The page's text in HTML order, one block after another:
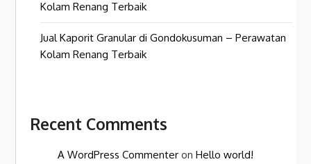
Kolam Renang Terbaik
Jual Kaporit Granular di Gondokusuman – Perawatan
Kolam Renang Terbaik
Recent Comments
A WordPress Commenter onHello world!